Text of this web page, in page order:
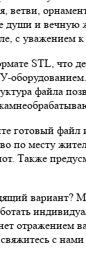
ветви,
души и вечную
с уважением
STL, что
файла
готовый файл
по месту
Также
вариант?
отражением
с